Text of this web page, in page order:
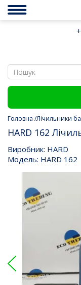
Головна Лічильники
HARD 162
Виробник: HARD
Модель: HARD 162